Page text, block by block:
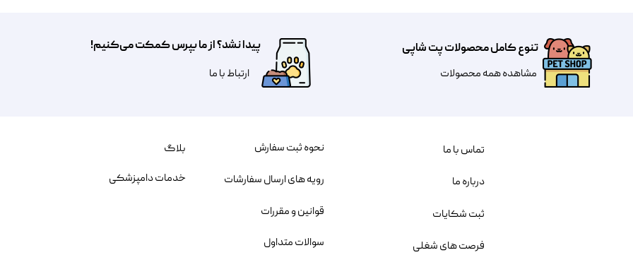
تنوع کامل محصولات پت شاپی
مشاهده همه محصولات
پیدا نشد؟ از ما بپرس کمکت می‌کنیم!
​​​ارتباط با ما
نحوه ثبت سفارش
رویه های ارسال سفارشات
قوانین و مقررات
سوالات متداول
تماس با ما
درباره ما
ثبت شکایات
فرصت های شغلی
بلاگ
خدمات دامپزشکی